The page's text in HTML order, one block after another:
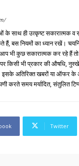
के साथ ही उत्कृष्ट सकारात्मक
बस नियमों का ध्यान रखें।
भी कुछ सकारात्मक कर रहे हैं
भी प्रकार की औषधि, नुस्खे
इसके अतिरिक्त खबरों या ऑफर
करते समय मर्यादित, संतुलित
Twitter